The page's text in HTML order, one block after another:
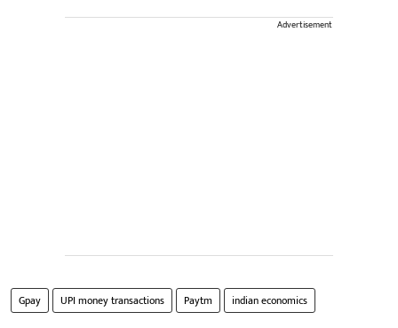
Advertisement
Gpay UPI money transactions Paytm indian economics